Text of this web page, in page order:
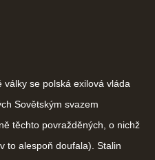
se polská exilová vláda
Sovětským svazem
těchto povražděných, o nichž
to alespoň doufala). Stalin